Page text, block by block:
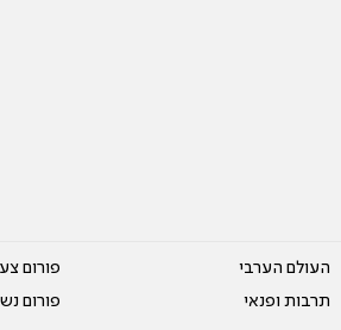
העולם הערבי
תרבות ופנאי
פורום
פורום